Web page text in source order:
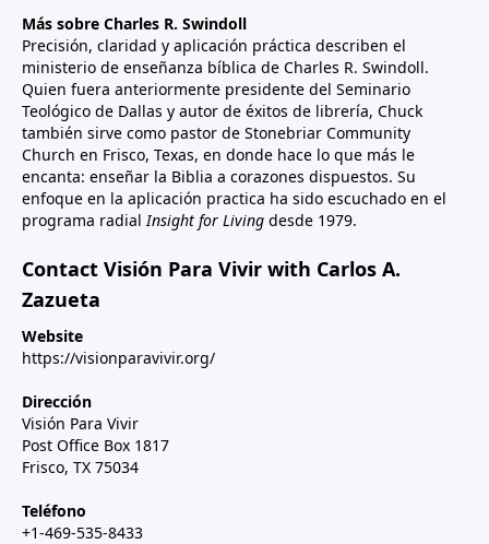
Más sobre Charles R. Swindoll
Precisión, claridad y aplicación práctica describen el
ministerio de enseñanza bíblica de Charles R. Swindoll.
Quien fuera anteriormente presidente del Seminario
Teológico de Dallas y autor de éxitos de librería, Chuck
también sirve como pastor de Stonebriar Community
Church en Frisco, Texas, en donde hace lo que más le
encanta: enseñar la Biblia a corazones dispuestos. Su
enfoque en la aplicación practica ha sido escuchado en el
programa radialInsight for Living desde 1979.
Contact Visión Para Vivir with Carlos A.
Zazueta
Website
https://visionparavivir.org/
Dirección
Visión Para Vivir
Post Office Box 1817
Frisco, TX 75034
Teléfono
+1-469-535-8433